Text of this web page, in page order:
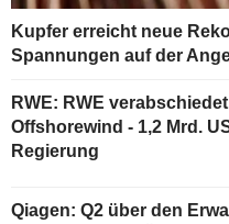
Kupfer erreicht neue
Spannungen auf der
RWE: RWE
Offshorewind - 1,2 Mrd.
Regierung
Qiagen: Q2 über den